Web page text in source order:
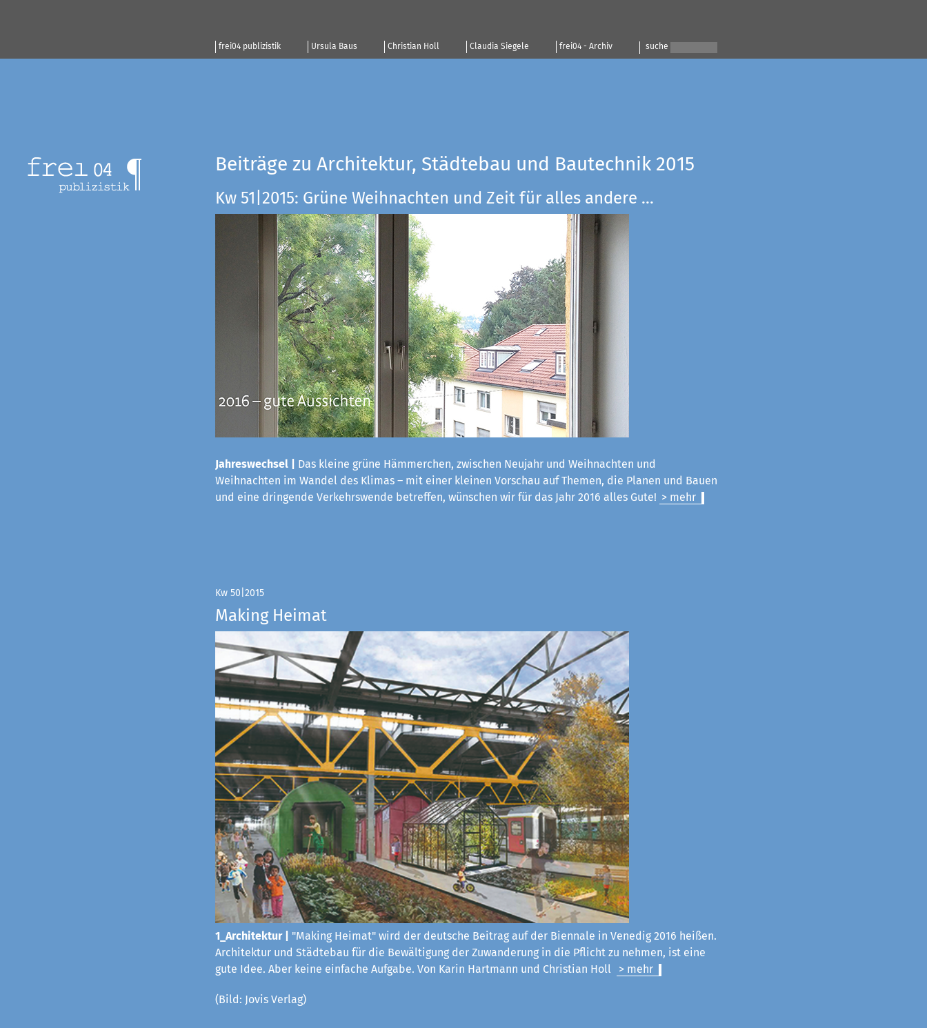
frei04 publizistik Ursula Baus Christian Holl Claudia Siegele frei04 - Archiv suche
Beiträge zu Architektur, Städtebau und Bautechnik 2015
Kw 51|2015: Grüne Weihnachten und Zeit für alles andere ...
Jahreswechsel |
Das kleine grüne Hämmerchen, zwischen Neujahr und Weihnachten und
Weihnachten im Wandel des Klimas – mit einer kleinen Vorschau auf Themen, die Planen und Bauen
und eine dringende Verkehrswende betreffen, wünschen wir für das Jahr 2016 alles Gute! > mehr
Kw 50|2015
Making Heimat
1_Architektur |
"Making Heimat" wird der deutsche Beitrag auf der Biennale in Venedig 2016 heißen.
Architektur und Städtebau für die Bewältigung der Zuwanderung in die Pflicht zu nehmen, ist eine
gute Idee. Aber keine einfache Aufgabe. Von Karin Hartmann und Christian Holl
> mehr
(Bild: Jovis Verlag)